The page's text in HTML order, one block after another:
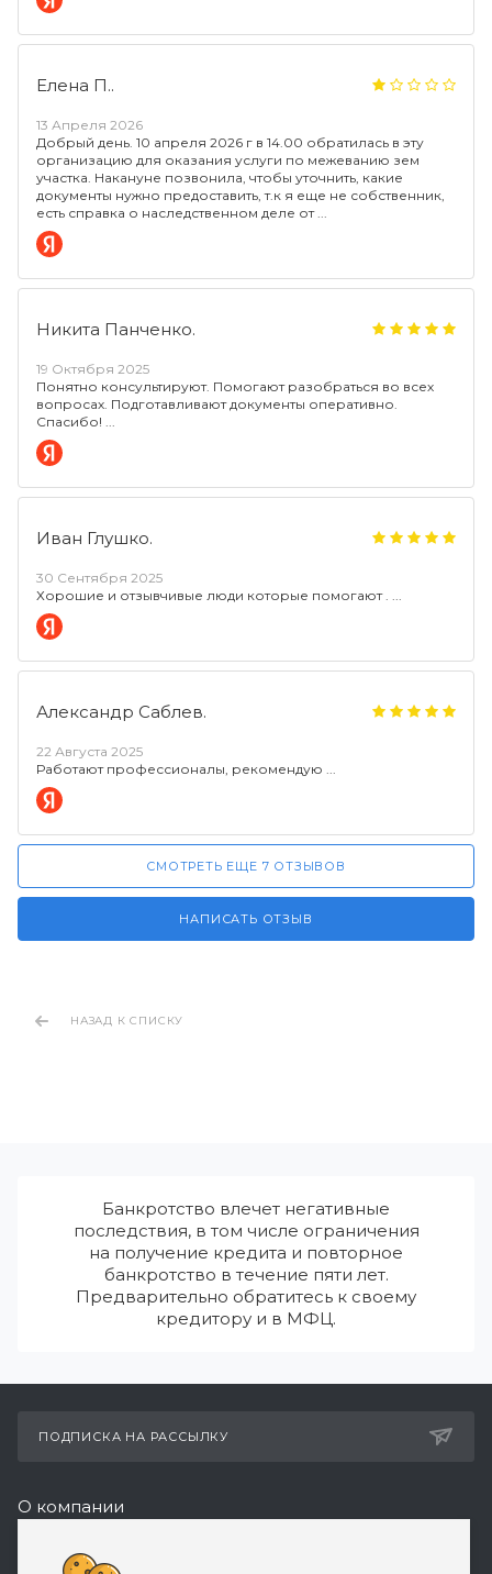
Елена П..
13 Апреля 2026
Добрый день. 10 апреля 2026 г в 14.00 обратилась в эту
организацию для оказания услуги по межеванию зем
участка. Накануне позвонила, чтобы уточнить, какие
документы нужно предоставить, т.к я еще не собственник,
есть справка о наследственном деле от
Никита Панченко.
19 Октября 2025
Понятно консультируют. Помогают разобраться во всех
вопросах. Подготавливают документы оперативно.
Спасибо!
Иван Глушко.
30 Сентября 2025
Хорошие и отзывчивые люди которые помогают .
Александр Саблев.
22 Августа 2025
Работают профессионалы, рекомендую
СМОТРЕТЬ ЕЩЕ 7 ОТЗЫВОВ
НАПИСАТЬ ОТЗЫВ
НАЗАД К СПИСКУ
Банкротство влечет негативные
последствия, в том числе ограничения
на получение кредита и повторное
банкротство в течение пяти лет.
Предварительно обратитесь к своему
кредитору и в МФЦ.
ПОДПИСКА НА РАССЫЛКУ
О компании
Реквизиты